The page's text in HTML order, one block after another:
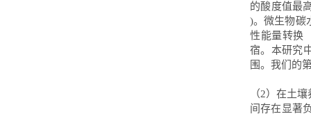
的酸度值最
)。微生物碳
性能量转换
宿。本研究
围。我们的
（2）在土
间存在显著